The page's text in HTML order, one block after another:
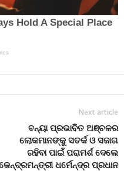
Next article
ବନ୍ୟା ପ୍ରଭାବିତ ଅଞ୍ଚଳର
ଲୋକମାନଙ୍କୁ ସତର୍କ ଓ ସଜାଗ
ରହିବା ପାଇଁ ପରାମର୍ଶ ଦେଲେ
ଧର୍ମେନ୍ଦ୍ର ପ୍ରଧାନ